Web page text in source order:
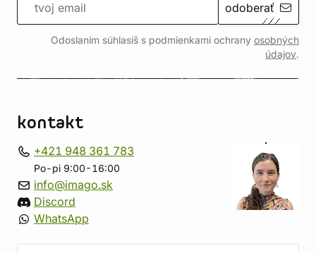
odoberať
Odoslaním súhlasíš s podmienkami ochrany osobných
údajov.
kontakt
+421 948 361 783
Po-pi 9:00-16:00
info@imago.sk
Discord
WhatsApp